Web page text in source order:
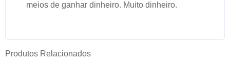
meios de ganhar dinheiro. Muito dinheiro.
Produtos Relacionados